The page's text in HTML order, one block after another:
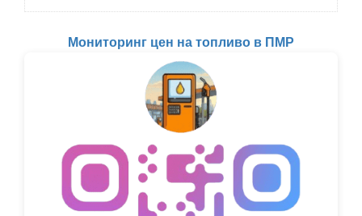
Мониторинг цен на топливо в ПМР